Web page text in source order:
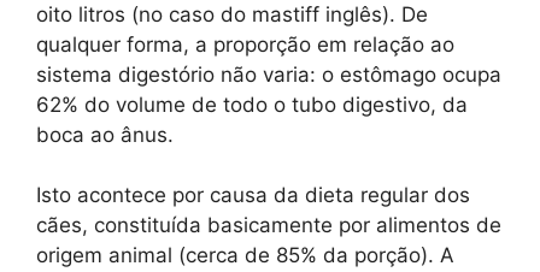
oito litros (no caso do mastiff inglês). De
qualquer forma, a proporção em relação ao
sistema digestório não varia: o estômago ocupa
62% do volume de todo o tubo digestivo, da
boca ao ânus.
Isto acontece por causa da dieta regular dos
cães, constituída basicamente por alimentos de
origem animal (cerca de 85% da porção). A